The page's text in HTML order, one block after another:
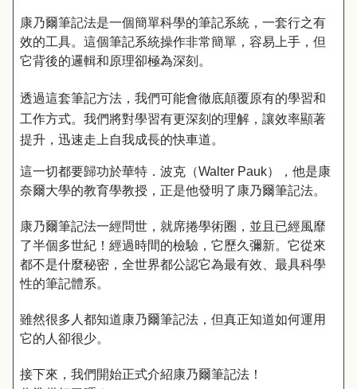
康乃爾筆記法是一個簡單科學的筆記系統，一套行之有
效的工具。這個筆記系統操作非常簡單，容易上手，但
它背後的邏輯和原理卻極為深刻。
透過這套筆記方法，我們可能會徹底顛覆原有的學習和
工作方式。我們將對學習有更深刻的理解，讓效率顯著
提升，迅速走上自我成長的快車道。
這一切都要歸功於華特．波克（Walter Pauk），他是康
奈爾大學的教育學教授，正是他發明了康乃爾筆記法。
康乃爾筆記法一經問世，就席捲學術圈，並且已經風靡
了半個多世紀！經過時間的檢驗，它歷久彌新。它從來
都不是什麼秘密，全世界都公認它為最有效、最具科學
性的筆記體系。
雖然很多人都知道康乃爾筆記法，但真正知道如何運用
它的人卻很少。
接下來，我們開始正式介紹康乃爾筆記法！